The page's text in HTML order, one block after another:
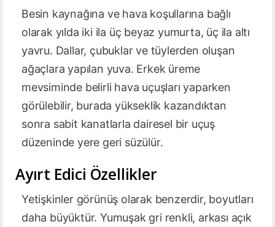
Besin kaynağına ve hava koşullarına bağlı
olarak yılda iki ila üç beyaz yumurta, üç ila altı
yavru. Dallar, çubuklar ve tüylerden oluşan
ağaçlara yapılan yuva. Erkek üreme
mevsiminde belirli hava uçuşları yaparken
görülebilir, burada yükseklik kazandıktan
sonra sabit kanatlarla dairesel bir uçuş
düzeninde yere geri süzülür.
Ayırt Edici Özellikler
Yetişkinler görünüş olarak benzerdir, boyutları
daha büyüktür. Yumuşak gri renkli, arkası açık